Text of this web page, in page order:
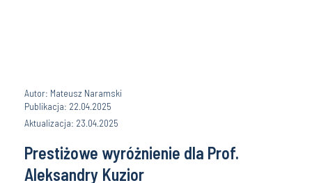
Autor: Mateusz Naramski
Publikacja: 22.04.2025
Aktualizacja: 23.04.2025
Prestiżowe wyróżnienie dla Prof.
Aleksandry Kuzior